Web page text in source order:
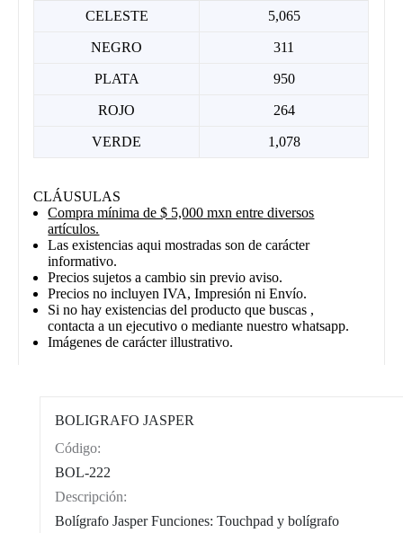
CELESTE 5,065
NEGRO 311
PLATA 950
ROJO 264
VERDE 1,078
CLÁUSULAS
Compra mínima de $ 5,000 mxn entre diversos
artículos.
Las existencias aqui mostradas son de carácter
informativo.
Precios sujetos a cambio sin previo aviso.
Precios no incluyen IVA, Impresión ni Envío.
Si no hay existencias del producto que buscas ,
contacta a un ejecutivo o mediante nuestro whatsapp.
Imágenes de carácter illustrativo.
BOLIGRAFO JASPER
Código:
BOL-222
Descripción:
Bolígrafo Jasper Funciones: Touchpad y bolígrafo